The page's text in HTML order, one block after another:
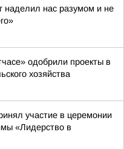
наделил нас разумом и не
одобрили проекты в
хозяйства
участие в церемонии
«Лидерство в